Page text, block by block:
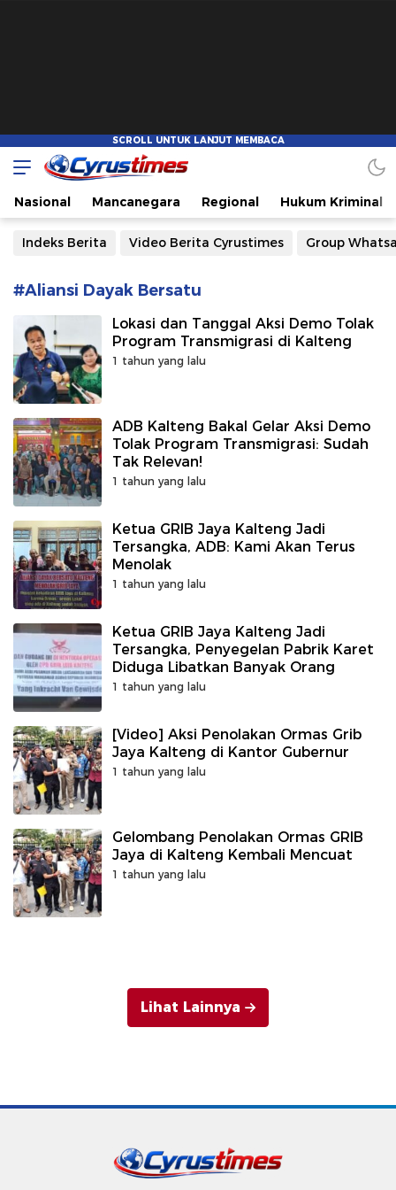
Cyrustimes.com
Cepat Tajam dan Akurat
Nasional Mancanegara Regional Hukum Kriminal
Indeks Berita Video Berita Cyrustimes Group
#Aliansi Dayak Bersatu
Lokasi dan Tanggal Aksi Demo Tolak
Program Transmigrasi di Kalteng
1 tahun yang lalu
ADB Kalteng Bakal Gelar Aksi Demo
Tolak Program Transmigrasi: Sudah
Tak Relevan!
1 tahun yang lalu
Ketua GRIB Jaya Kalteng Jadi
Tersangka, ADB: Kami Akan Terus
Menolak
1 tahun yang lalu
Ketua GRIB Jaya Kalteng Jadi
Tersangka, Penyegelan Pabrik Karet
Diduga Libatkan Banyak Orang
1 tahun yang lalu
[Video] Aksi Penolakan Ormas Grib
Jaya Kalteng di Kantor Gubernur
1 tahun yang lalu
Gelombang Penolakan Ormas GRIB
Jaya di Kalteng Kembali Mencuat
1 tahun yang lalu
Lihat Lainnya